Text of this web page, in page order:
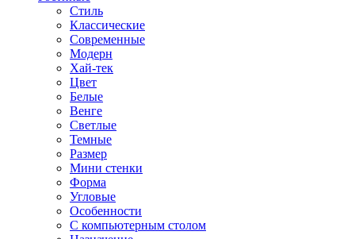
Стиль
Классические
Современные
Модерн
Хай-тек
Цвет
Белые
Венге
Светлые
Темные
Размер
Мини стенки
Форма
Угловые
Особенности
С компьютерным столом